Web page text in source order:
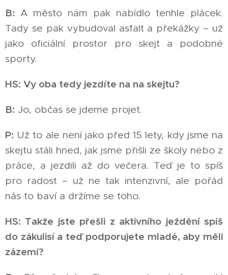
B: A město nám pak nabídlo tenhle plácek.
Tady se pak vybudoval asfalt a překážky – už
jako oficiální prostor pro skejt a podobné
sporty.
HS: Vy oba tedy jezdíte na na skejtu?
B: Jo, občas se jdeme projet.
P: Už to ale není jako před 15 lety, kdy jsme na
skejtu stáli hned, jak jsme přišli ze školy nebo z
práce, a jezdili až do večera. Teď je to spíš
pro radost – už ne tak intenzivní, ale pořád
nás to baví a držíme se toho.
HS: Takže jste přešli z aktivního ježdění spíš
do zákulisí a teď podporujete mladé, aby měli
zázemí?